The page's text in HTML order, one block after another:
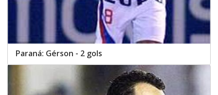
Paraná: Gérson - 2 gols